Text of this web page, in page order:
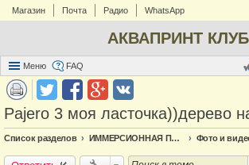
Магазин Почта Радио WhatsApp
АКВАПРИНТ КЛУБ
Меню FAQ
Pajero 3 моя ласточка))дерево
Список разделов ИММЕРСИОННАЯ ПЕЧАТЬ